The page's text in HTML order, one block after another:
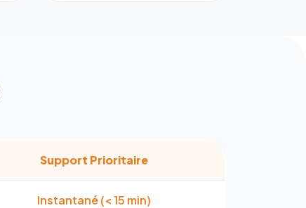
Support Prioritaire
Instantané (< 15 min)